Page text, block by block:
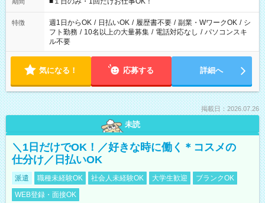
ください！
特徴 週1日からOK / 日払いOK / 履歴書不要 / 副業・WワークOK / シ
フト勤務 / 10名以上の大量募集 / 電話対応なし / パソコンスキ
ル不要
気になる！ 応募する 詳細へ
掲載日：2026.07.26
未読
＼1日だけでOK！／好きな時に働く＊コスメの
仕分け／日払いOK
派遣 職種未経験OK 社会人未経験OK 大学生歓迎
ブランクOK
WEB登録・面接OK